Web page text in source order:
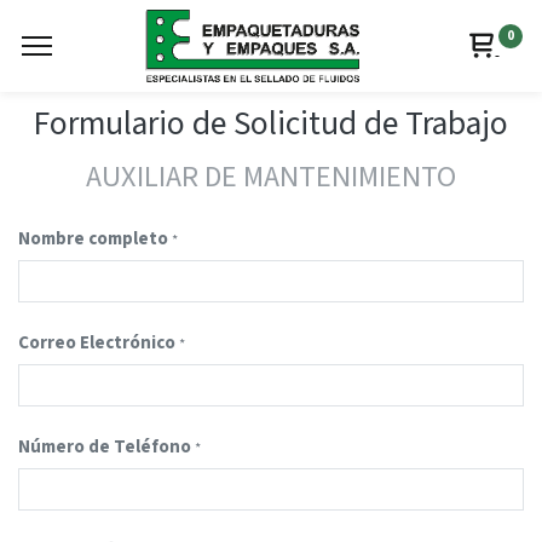
0
Formulario de Solicitud de Trabajo
AUXILIAR DE MANTENIMIENTO
Nombre completo *
Correo Electrónico *
Número de Teléfono *